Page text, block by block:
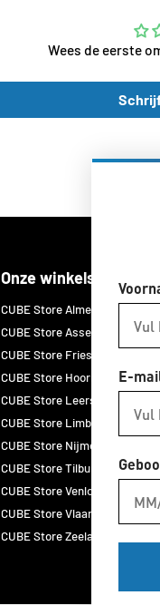
Wees de eerste
Onze winkels
CUBE Store Almelo
CUBE Store Assen
CUBE Store Friesland
CUBE Store Hoorn
CUBE Store Leersum
CUBE Store Limburg
CUBE Store Nijmegen
CUBE Store Tilburg
CUBE Store Venlo
CUBE Store Vlaardingen
CUBE Store Zeeland
E-